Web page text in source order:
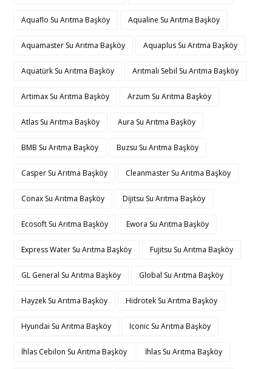
Aquaflo Su Arıtma Başköy Aqualine Su Arıtma Başköy
Aquamaster Su Arıtma Başköy Aquaplus Su Arıtma Başköy
Aquatürk Su Arıtma Başköy Arıtmalı Sebil Su Arıtma Başköy
Artimax Su Arıtma Başköy Arzum Su Arıtma Başköy
Atlas Su Arıtma Başköy Aura Su Arıtma Başköy
BMB Su Arıtma Başköy Buzsu Su Arıtma Başköy
Casper Su Arıtma Başköy Cleanmaster Su Arıtma Başköy
Conax Su Arıtma Başköy Dijitsu Su Arıtma Başköy
Ecosoft Su Arıtma Başköy Ewora Su Arıtma Başköy
Express Water Su Arıtma Başköy Fujitsu Su Arıtma Başköy
GL General Su Arıtma Başköy Global Su Arıtma Başköy
Hayzek Su Arıtma Başköy Hidrotek Su Arıtma Başköy
Hyundai Su Arıtma Başköy Iconic Su Arıtma Başköy
İhlas Cebilon Su Arıtma Başköy İhlas Su Arıtma Başköy